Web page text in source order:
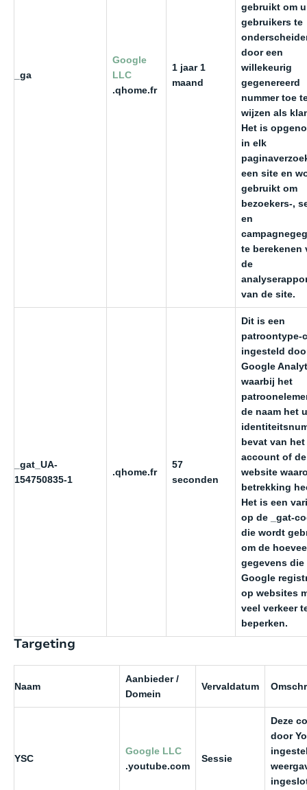
_ga
Google
LLC
.qhome.fr
1 jaar 1
maand
gebruikt om
gebruikers te
door een
willekeurig
gegenereerd
nummer toe
wijzen als
Het is
in elk
een site en
gebruikt om
bezoekers-,
en
te berekenen
de
van de site.
_gat_UA-
154750835-1
.qhome.fr
57
seconden
Dit is een
patroontype-
ingesteld
Google
waarbij het
de naam het
bevat van het
account of de
website
betrekking
Het is een
op de _gat-
die wordt
om de
gegevens die
Google
op websites
veel verkeer
beperken.
Targeting
Naam
Aanbieder /
Domein
Vervaldatum
YSC
Google LLC
.youtube.com
Sessie
Deze
door